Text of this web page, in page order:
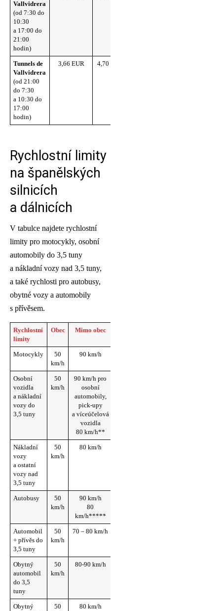
Vallvidrera
(od 7:30 do
10:30
a 17:00 do
21:00
hodin)
Tunnels de
Vallvidrera
(od 21:00
do 7:30
a 10:30 do
17:00
hodin)
3,66 EUR 4,70 EUR
Rychlostní limity
na španělských
silnicích
a dálnicích
V tabulce najdete rychlostní
limity pro motocykly, osobní
automobily do 3,5 tuny
a nákladní vozy nad 3,5 tuny,
a také rychlosti pro autobusy,
obytné vozy a automobily
s přívěsem.
Rychlostní
limity
Obec Mimo obec
Motocykly
50
km/h
90 km/h
Osobní
vozidla
a nákladní
vozy do
3,5 tuny
50
km/h
90 km/h pro
osobní
automobily,
pick-upy
a víceúčelová
vozidla
80 km/h**
Nákladní
vozy
a ostatní
vozy nad
3,5 tuny
50
km/h
80 km/h
Autobusy
50
km/h
90 km/h
80
km/h*****
Automobil
+ přívěs do
3,5 tuny
50
km/h
70 – 80 km/h
Obytný
automobil
do 3,5
tuny
50
km/h
80-90 km/h
Obytný
50
80 km/h